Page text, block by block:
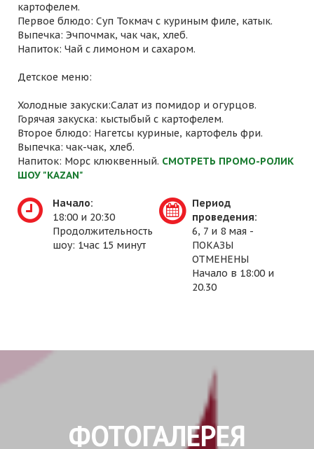
картофелем.
Первое блюдо: Суп Токмач с куриным филе, катык.
Выпечка: Эчпочмак, чак чак, хлеб.
Напиток: Чай с лимоном и сахаром.
Детское меню:
Холодные закуски:Салат из помидор и огурцов.
Горячая закуска: кыстыбый с картофелем.
Второе блюдо: Нагетсы куриные, картофель фри.
Выпечка: чак-чак, хлеб.
Напиток: Морс клюквенный. СМОТРЕТЬ ПРОМО-РОЛИК
ШОУ "KAZAN"
Начало:
18:00 и 20:30
Продолжительность
шоу: 1час 15 минут
Период
проведения:
6, 7 и 8 мая -
ПОКАЗЫ
ОТМЕНЕНЫ
Начало в 18:00 и
20.30
ФОТОГАЛЕРЕЯ